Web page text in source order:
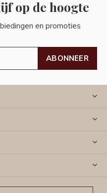
op de hoogte
en promoties
ABONNEER